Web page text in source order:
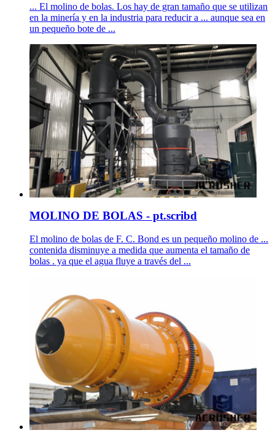
... El molino de bolas. Los hay de gran tamaño que se utilizan
en la minería y en la industria para reducir a ... aunque sea en
un pequeño bote de ...
MOLINO DE BOLAS - pt.scribd
El molino de bolas de F. C. Bond es un pequeño molino de ...
contenida disminuye a medida que aumenta el tamaño de
bolas . ya que el agua fluye a través del ...